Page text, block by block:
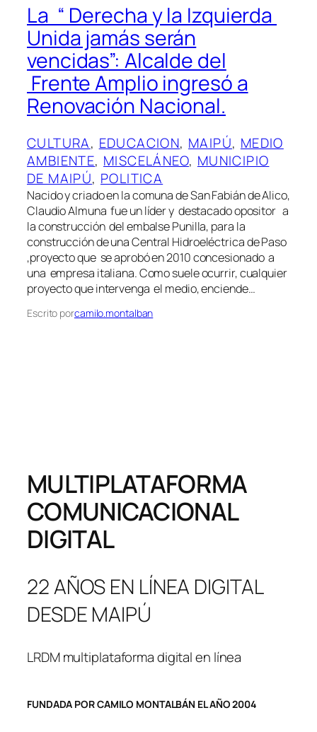
La “ Derecha y la Izquierda
Unida jamás serán
vencidas”: Alcalde del
Frente Amplio ingresó a
Renovación Nacional.
CULTURA, EDUCACION, MAIPÚ, MEDIO
AMBIENTE, MISCELÁNEO, MUNICIPIO
DE MAIPÚ, POLITICA
Nacido y criado en la comuna de San Fabián de Alico,
Claudio Almuna fue un líder y destacado opositor a
la construcción del embalse Punilla, para la
construcción de una Central Hidroeléctrica de Paso
,proyecto que se aprobó en 2010 concesionado a
una empresa italiana. Como suele ocurrir, cualquier
proyecto que intervenga el medio, enciende…
Escrito porcamilo.montalban
MULTIPLATAFORMA
COMUNICACIONAL
DIGITAL
22 AÑOS EN LÍNEA DIGITAL
DESDE MAIPÚ
LRDM multiplataforma digital en línea
FUNDADA POR CAMILO MONTALBÁN EL AÑO 2004